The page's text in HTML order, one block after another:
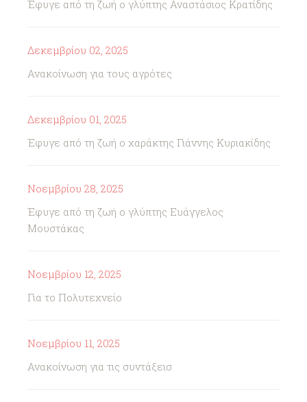
Έφυγε από τη ζωή ο γλύπτης Αναστάσιος Κρατίδης
Δεκεμβρίου 02, 2025
Ανακοίνωση για τους αγρότες
Δεκεμβρίου 01, 2025
Έφυγε από τη ζωή ο χαράκτης Γιάννης Κυριακίδης
Νοεμβρίου 28, 2025
Έφυγε από τη ζωή ο γλύπτης Ευάγγελος
Μουστάκας
Νοεμβρίου 12, 2025
Για το Πολυτεχνείο
Νοεμβρίου 11, 2025
Ανακοίνωση για τις συντάξεισ